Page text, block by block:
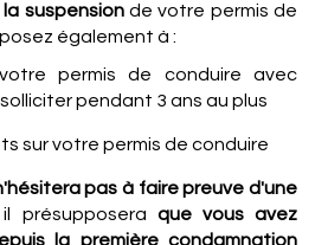
suspensionde votre permis de
également à :
permis de conduire avec
pendant 3 ans au plus
sur votre permis de conduire
pas à faire preuve d'une
il présupposera que vous avez
la première condamnation